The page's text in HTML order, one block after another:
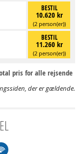
BESTIL
10.620 kr
(2 person(er))
BESTIL
11.260 kr
(2 person(er))
pris for alle rejsende
der er gældende.